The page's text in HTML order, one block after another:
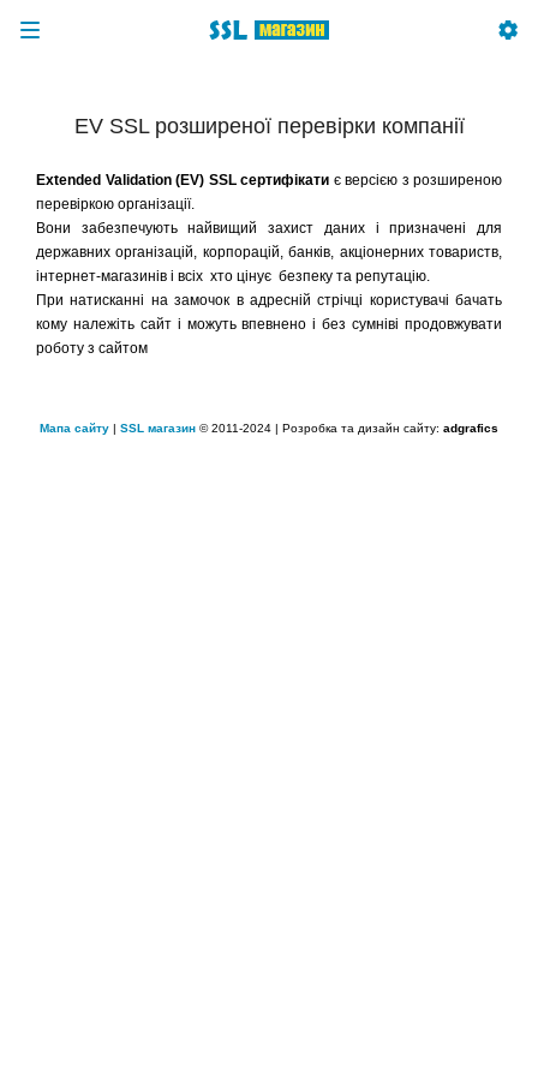
EV SSL розширеної перевірки компанії
Extended Validation (EV) SSL сертифікати є версією з розширеною
перевіркою організації.
Вони забезпечують найвищий захист даних і призначені для
державних організацій, корпорацій, банків, акціонерних товариств,
інтернет-магазинів і всіх хто цінує безпеку та репутацію.
При натисканні на замочок в адресній стрічці користувачі бачать
кому належіть сайт і можуть впевнено і без сумніві продовжувати
роботу з сайтом
Мапа сайту | SSL магазин © 2011-2024 | Розробка та дизайн сайту: adgrafics